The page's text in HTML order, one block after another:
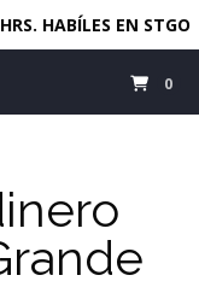
HABÍLES EN STGO
0